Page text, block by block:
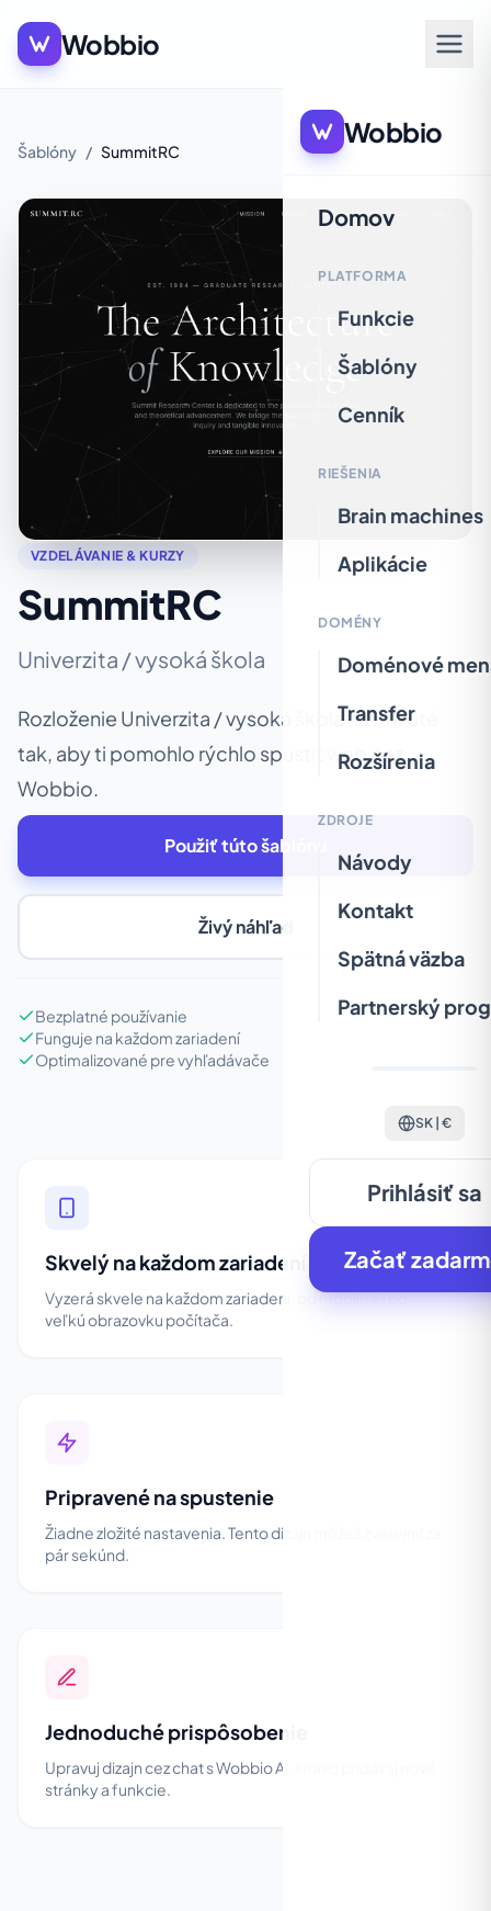
Wobbio
Wobbio
Domov
PLATFORMA
Funkcie
Šablóny
Cenník
RIEŠENIA
Brain machines
Aplikácie
DOMÉNY
Doménové
Transfer
Rozšírenia
ZDROJE
Návody
Kontakt
Spätná väzba
Partnerský
SK | €
Prihlásiť sa
Začať
Šablóny / SummitRC
VZDELÁVANIE & KURZY
SummitRC
Univerzita / vysoká škola
Rozloženie Univerzita / vysoká škola navrhnuté
tak, aby ti pomohlo rýchlo spustiť web cez
Wobbio.
Použiť túto šablónu
Živý náhľad
Bezplatné používanie
Funguje na každom zariadení
Optimalizované pre vyhľadávače
Skvelý na každom zariadení
Vyzerá skvele na každom zariadení, od mobilu až po
veľkú obrazovku počítača.
Pripravené na spustenie
Žiadne zložité nastavenia. Tento dizajn môžeš zverejniť za
pár sekúnd.
Jednoduché prispôsobenie
Upravuj dizajn cez chat s Wobbio AI. Hravo pridávaj nové
stránky a funkcie.